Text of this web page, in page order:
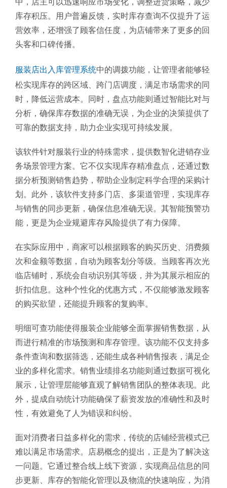
中，店主可以迅速响应市场变化，调整进货策略，减少
库存积压。用户普遍反馈，实时库存查询不仅提升了运
营效率，还增强了顾客信任度，为店铺带来了更多的回
头客和口碑传播。
服装店出入库管理系统中的调拨功能，让管理者能够轻
松实现库存的跨区域、跨门店调度，满足市场需求的同
时，降低运营成本。同时，盘点功能则通过智能比对与
分析，确保库存数据的准确无误，为企业的决策提供了
可靠的数据支持，助力企业实现可持续发展。
该软件针对服装行业的特殊需求，提供数智化进销存业
务场景管理方案。它不仅实现库存精准盘点，还通过数
据分析预测销售趋势，帮助企业制定科学合理的采购计
划。此外，该软件支持多门店、多渠道管理，实现库存
与销售的同步更新，确保信息准确无误。其智能预警功
能，更是为企业规避库存风险提供了有力保障。
在实际应用中，商家可以根据顾客的购买历史、消费频
次和金额等数据，自动为顾客划分等级。当顾客再次光
临店铺时，系统会自动识别其等级，并为其展示相应的
折扣信息。这种个性化的优惠方式，不仅能够激发顾客
的购买欲望，还能提升顾客的复购率。
明细可查功能使得服装企业能够全面掌握销售数据，从
而进行精准的市场预测和库存管理。该功能不仅支持多
条件查询和数据筛选，还能生成各种销售报表，满足企
业的多样化需求。销售业绩排名功能则通过数据可视化
展示，让管理层能够直观了解销售团队的整体表现。此
外，提成自动统计功能确保了薪资发放的准确性和及时
性，有效避免了人为错误和纠纷。
面对消费者日益多样化的需求，传统的店铺经营模式已
难以满足市场需求。店易概念的提出，正是为了解决这
一问题。它通过整合线上线下资源，实现商品信息的同
步更新、库存的智能化管理以及物流的快速响应，为消